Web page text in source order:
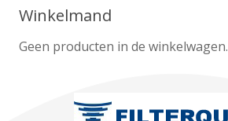
Winkelmand
Geen producten in de winkelwagen.